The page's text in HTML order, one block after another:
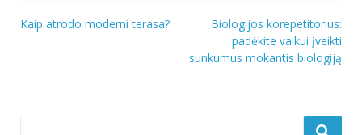
Navigacija
Kaip atrodo moderni terasa?
Biologijos korepetitorius:
padėkite vaikui įveikti
sunkumus mokantis biologiją